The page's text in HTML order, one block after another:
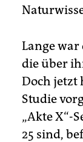
Lange
die über
Doch jetzt
Studie
„Akte X“-
25 sind,